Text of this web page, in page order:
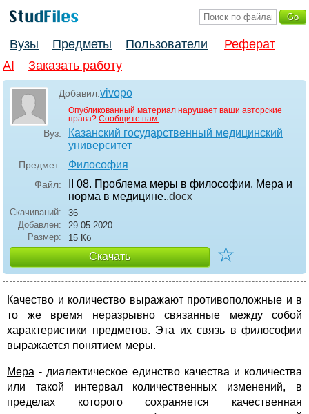
Вузы Предметы Пользователи
Реферат
AI
Заказать работу
Добавил:vivopo
Опубликованный материал нарушает ваши авторские
права? Сообщите нам.
Вуз:
Казанский государственный медицинский
университет
Предмет: Философия
Файл:
II 08. Проблема меры в философии. Мера и
норма в медицине..docx
Скачиваний:
36
Добавлен:
29.05.2020
Размер:
15 Кб
Скачать ☆
Качество и количество выражают противоположные и в
то же время неразрывно связанные между собой
характеристики предметов. Эта их связь в философии
выражается понятием меры.
Мера - диалектическое единство качества и количества
или такой интервал количественных изменений, в
пределах которого сохраняется качественная